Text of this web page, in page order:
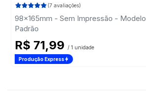
(7 avaliações)
98x165mm - Sem Impressão - Modelo
Padrão
R$ 71,99 / 1 unidade
Produção Express